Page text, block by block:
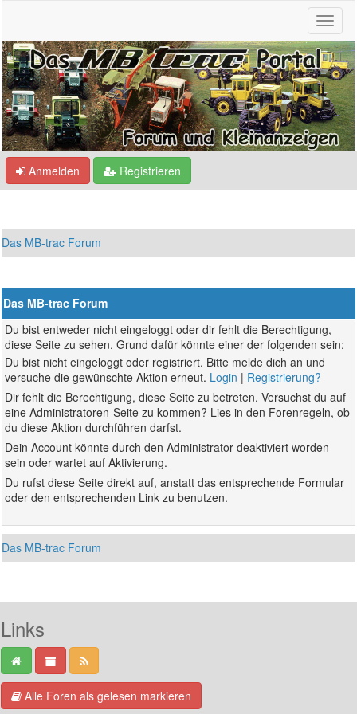
Anmelden Registrieren
Das MB-trac Forum
Das MB-trac Forum
Du bist entweder nicht eingeloggt oder dir fehlt die Berechtigung,
diese Seite zu sehen. Grund dafür könnte einer der folgenden sein:
Du bist nicht eingeloggt oder registriert. Bitte melde dich an und
versuche die gewünschte Aktion erneut. Login | Registrierung?
Dir fehlt die Berechtigung, diese Seite zu betreten. Versuchst du auf
eine Administratoren-Seite zu kommen? Lies in den Forenregeln, ob
du diese Aktion durchführen darfst.
Dein Account könnte durch den Administrator deaktiviert worden
sein oder wartet auf Aktivierung.
Du rufst diese Seite direkt auf, anstatt das entsprechende Formular
oder den entsprechenden Link zu benutzen.
Das MB-trac Forum
Links
Alle Foren als gelesen markieren